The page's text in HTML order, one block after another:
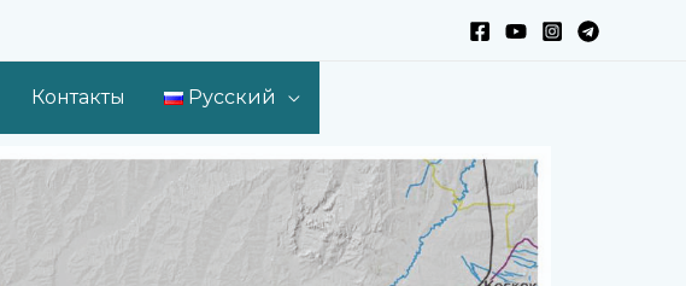
Контакты Русский